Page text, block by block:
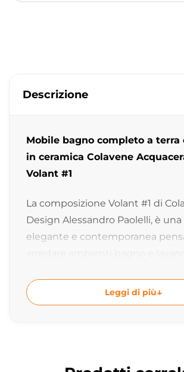
Descrizione
Mobile bagno completo a terra
in ceramica Colavene
Volant #1
La composizione Volant #1 di
Design Alessandro Paolelli, è
elegante e contemporanea
ceramica, finiture Piombo Fenix,
dettagli moderni crea un
lavanderia dal design
Leggi di più